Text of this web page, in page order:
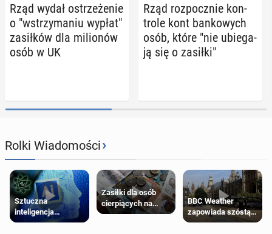
Rząd wydał ostrze­że­nie
o "wstrzy­ma­niu wypłat"
za­sił­ków dla mi­lio­nów
osób w UK
Rząd roz­pocz­nie kon­
tro­le kont ban­ko­wych
osób, które "nie ubie­ga­
ją się o zasiłki"
Rolki Wiadomości›
Sztuczna
inteligencja
próbowała oszukać
Zasiłki dla osób
cierpiących na
schorzenia
BBC Weather
zapowiada szóstą
falę upałów w